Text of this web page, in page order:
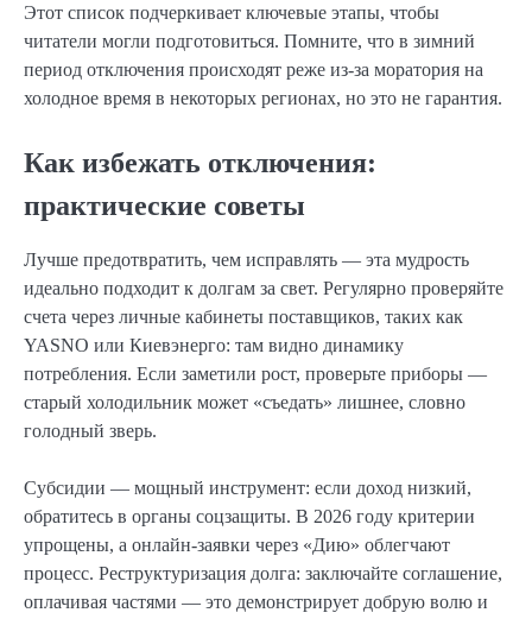
Этот список подчеркивает ключевые этапы, чтобы
читатели могли подготовиться. Помните, что в зимний
период отключения происходят реже из-за моратория на
холодное время в некоторых регионах, но это не гарантия.
Как избежать отключения:
практические советы
Лучше предотвратить, чем исправлять — эта мудрость
идеально подходит к долгам за свет. Регулярно проверяйте
счета через личные кабинеты поставщиков, таких как
YASNO или Киевэнерго: там видно динамику
потребления. Если заметили рост, проверьте приборы —
старый холодильник может «съедать» лишнее, словно
голодный зверь.
Субсидии — мощный инструмент: если доход низкий,
обратитесь в органы соцзащиты. В 2026 году критерии
упрощены, а онлайн-заявки через «Дию» облегчают
процесс. Реструктуризация долга: заключайте соглашение,
оплачивая частями — это демонстрирует добрую волю и